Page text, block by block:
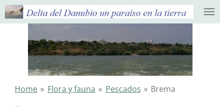
Ga
direct
hoofdinhoud
Home » Flora y fauna » Pescados » Brema